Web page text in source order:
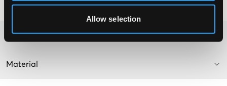
Allow selection
Tvättråd:
Mer information om tvättråd
Material